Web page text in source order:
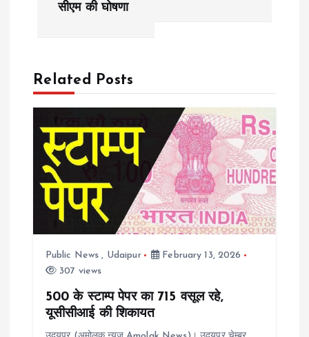
n
a
a
सीएम की घोषणा
Related Posts
Public News , Udaipur
February 13, 2026
307 views
500 के स्टाम्प पेपर का 715 वसूल रहे,
यूसीसीआई की शिकायत